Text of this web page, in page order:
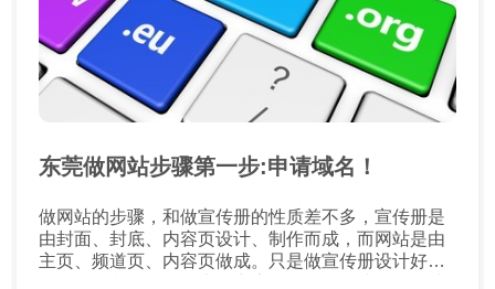
东莞做网站步骤第一步:申请域名！
做网站的步骤，和做宣传册的性质差不多，宣传册是
由封面、封底、内容页设计、制作而成，而网站是由
主页、频道页、内容页做成。只是做宣传册设计好之